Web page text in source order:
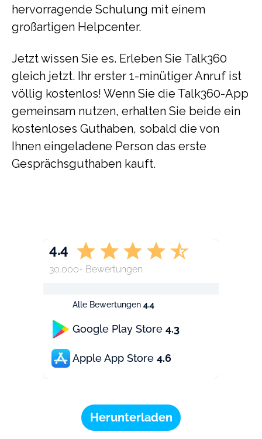
hervorragende Schulung mit einem
großartigen Helpcenter.
Jetzt wissen Sie es. Erleben Sie Talk360
gleich jetzt. Ihr erster 1-minütiger Anruf ist
völlig kostenlos! Wenn Sie die Talk360-App
gemeinsam nutzen, erhalten Sie beide ein
kostenloses Guthaben, sobald die von
Ihnen eingeladene Person das erste
Gesprächsguthaben kauft.
Alle Bewertungen 4.4
Google Play Store 4.3
Apple App Store 4.6
4.4
30.000+ Bewertungen
Herunterladen